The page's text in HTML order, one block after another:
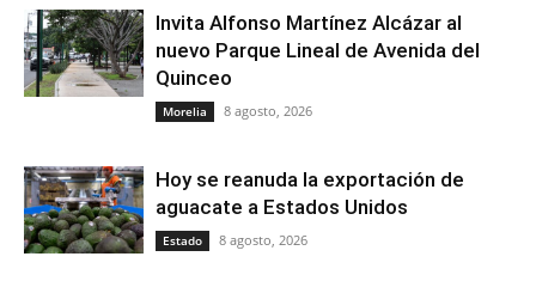
Invita Alfonso Martínez Alcázar al
nuevo Parque Lineal de Avenida del
Quinceo
Morelia 8 agosto, 2026
Hoy se reanuda la exportación de
aguacate a Estados Unidos
Estado 8 agosto, 2026